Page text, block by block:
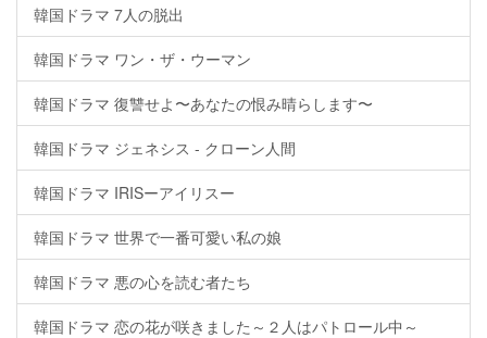
韓国ドラマ 7人の脱出
韓国ドラマ ワン・ザ・ウーマン
韓国ドラマ 復讐せよ〜あなたの恨み晴らします〜
韓国ドラマ ジェネシス - クローン人間
韓国ドラマ IRISーアイリスー
韓国ドラマ 世界で一番可愛い私の娘
韓国ドラマ 悪の心を読む者たち
韓国ドラマ 恋の花が咲きました～２人はパトロール中～